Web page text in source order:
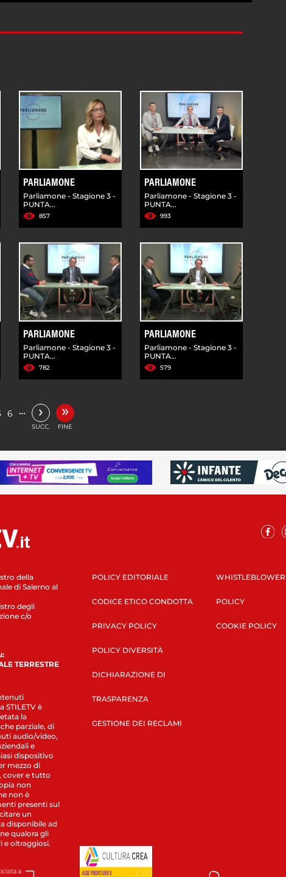
PARLIAMONE
Parliamone - Stagione 3 -
PUNTA...
857
PARLIAMONE
Parliamone - Stagione 3 -
PUNTA...
993
PARLIAMONE
Parliamone - Stagione 3 -
PUNTA...
782
PARLIAMONE
Parliamone - Stagione 3 -
PUNTA...
579
6 … ›
SUCC.
»
FINE
della
di Salerno al
degli
c/o
TERRESTRE
STILETV è
la
parziale, di
audio/video,
e
dispositivo
mezzo di
cover e tutto
non
non è
presenti sul
un
disponibile ad
qualora gli
e oltraggiosi.
POLICY EDITORIALE
CODICE ETICO CONDOTTA
PRIVACY POLICY
POLICY DIVERSITÀ
DICHIARAZIONE DI
TRASPARENZA
GESTIONE DEI RECLAMI
WHISTLEBLOWER
POLICY
COOKIE POLICY